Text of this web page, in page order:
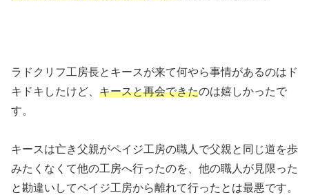
ラドクリフ工房長とキースが来て何やら事情があるのはド
キドキしたけど、 キースと再会できたのは嬉しかったで
す。
キースは亡き父親がペイジ工房の職人で父親と同じ道を歩
みたくなくて他の工房へ行ったのを、他の職人が見限った
と勘違いしてペイジ工房から離れて行ったとは最悪です。